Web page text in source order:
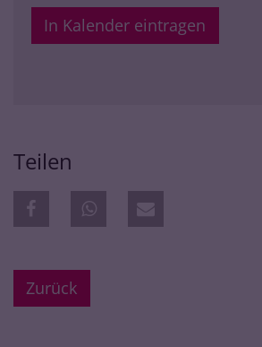
In Kalender eintragen
Teilen
Zurück